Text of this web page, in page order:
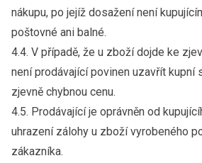
nákupu, po jejíž dosažení není
poštovné ani balné.
4.4. V případě, že u zboží dojde ke
není prodávající povinen uzavřít kupní
zjevně chybnou cenu.
4.5. Prodávající je oprávněn od
uhrazení zálohy u zboží vyrobeného
zákazníka.